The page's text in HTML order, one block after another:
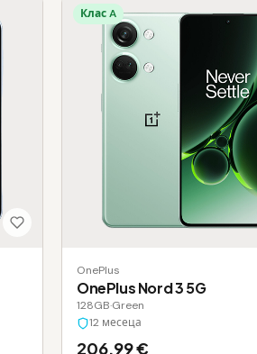
Клас A
OnePlus
OnePlus Nord 3 5G
128GB·Green
12 месеца
206,99 €